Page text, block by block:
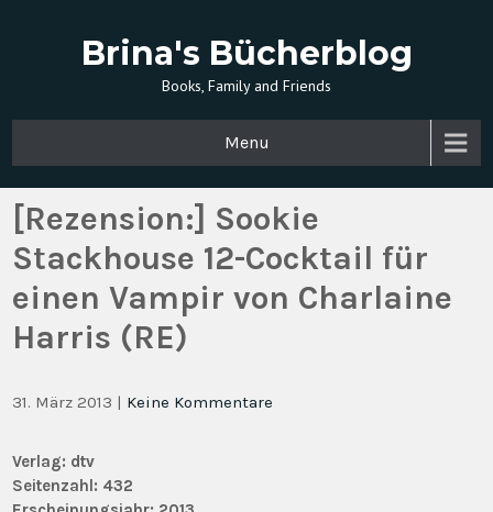
Brina's Bücherblog
Books, Family and Friends
Menu
[Rezension:] Sookie
Stackhouse 12-Cocktail für
einen Vampir von Charlaine
Harris (RE)
31. März 2013 | Keine Kommentare
Verlag: dtv
Seitenzahl: 432